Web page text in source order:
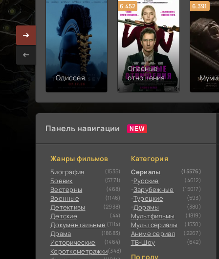
Одиссея
6.452
Опасные
отношения
6.391
Панель навигации
Жанры фильмов
Биография (1535)
Боевик (5771)
Вестерны (468)
Военные (1146)
Детективы (2938)
Детские (44)
Документальные (1114)
Драма (18683)
Исторические (1464)
Короткометражки(348)
Категория
Сериалы (15576)
Русские (4612)
Зарубежные (15017)
Турецкие (593)
Дорамы (380)
Мультфильмы (1819)
Мультсериалы (1530)
Аниме сериал (2267)
ТВ-Шоу (642)
По году